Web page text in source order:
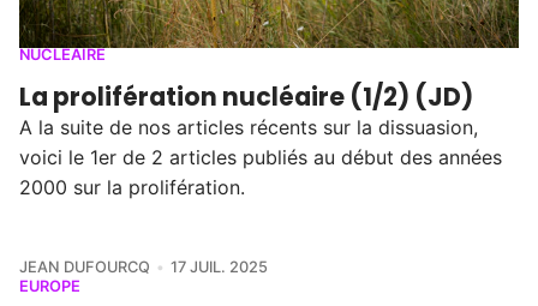
NUCLÉAIRE
La prolifération nucléaire (1/2) (JD)
A la suite de nos articles récents sur la dissuasion,
voici le 1er de 2 articles publiés au début des années
2000 sur la prolifération.
JEAN DUFOURCQ
17 JUIL. 2025
EUROPE